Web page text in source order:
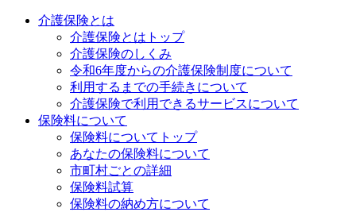
介護保険とは
介護保険とはトップ
介護保険のしくみ
令和6年度からの介護保険制度について
利用するまでの手続きについて
介護保険で利用できるサービスについて
保険料について
保険料についてトップ
あなたの保険料について
市町村ごとの詳細
保険料試算
保険料の納め方について